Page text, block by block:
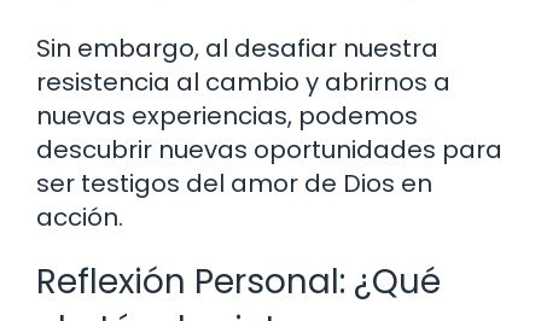
Sin embargo, al desafiar nuestra
resistencia al cambio y abrirnos a
nuevas experiencias, podemos
descubrir nuevas oportunidades para
ser testigos del amor de Dios en
acción.
Reflexión Personal: ¿Qué